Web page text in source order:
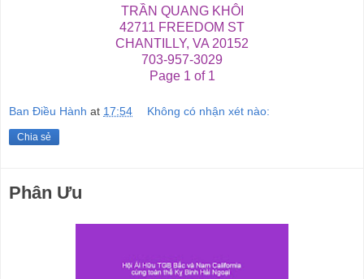
TRẦN QUANG KHÔI
42711 FREEDOM ST
CHANTILLY, VA 20152
703-957-3029
Page 1 of 1
Ban Điều Hành at 17:54 Không có nhận xét nào:
Chia sẻ
Phân Ưu